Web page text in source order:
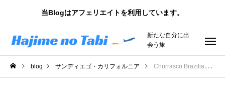
当Blogはアフェリエイトを利用しています。
新たな自分に出
会う旅
blog サンディエゴ・カリフォルニア Churrasco Brazilian San-Diego｜サンディエゴで食すシュラスコ！ブラジリアンステーキハウス3つの魅力